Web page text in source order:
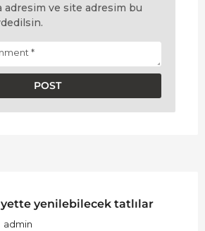
adresim ve site adresim bu
yenilebilecek tatlılar
admin